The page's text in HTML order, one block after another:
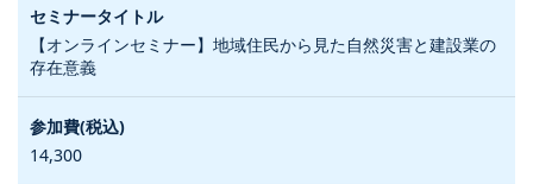
【オンラインセミナー】地域住民から見た自然災害と建設業の
存在意義
14,300